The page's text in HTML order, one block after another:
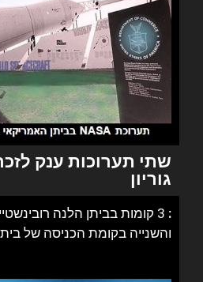
שתי תערוכות ענק
גוריון
:
והשנייה בקומת הכניסה של בית